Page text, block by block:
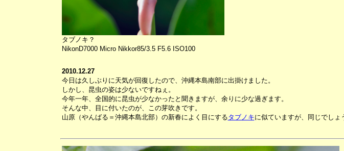
タブノキ？
NikonD7000 Micro Nikkor85/3.5 F5.6 ISO100
2010.12.27
今日は久しぶりに天気が回復したので、沖縄本島南部に出掛けました。
しかし、昆虫の姿は少ないですねぇ。
今年一年、全国的に昆虫が少なかったと聞きますが、余りに少な過ぎます。
そんな中、目に付いたのが、この芽吹きです。
山原（やんばる＝沖縄本島北部）の新春によく目にするタブノキに似ていますが、同じでしょ